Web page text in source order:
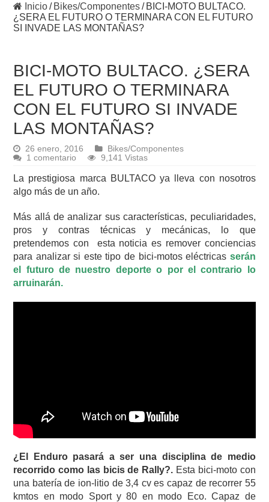
Inicio/ Bikes/Componentes/ BICI-MOTO BULTACO.
¿SERA EL FUTURO O TERMINARA CON EL FUTURO
SI INVADE LAS MONTAÑAS?
BICI-MOTO BULTACO. ¿SERA
EL FUTURO O TERMINARA
CON EL FUTURO SI INVADE
LAS MONTAÑAS?
26 enero, 2016
Bikes/Componentes
1 comentario
9,141 Vistas
La prestigiosa marca BULTACO ya lleva con nosotros
algo más de un año.
Más allá de analizar sus características, peculiaridades,
pros y contras técnicas y mecánicas, lo que
pretendemos con esta noticia es remover conciencias
para analizar si este tipo de bici-motos eléctricas serán
el futuro de nuestro deporte o por el contrario lo
arruinarán.
¿El Enduro pasará a ser una disciplina de medio
recorrido como las bicis de Rally?. Esta bici-moto con
una batería de ion-litio de 3,4 cv es capaz de recorrer 55
kmtos en modo Sport y 80 en modo Eco. Capaz de